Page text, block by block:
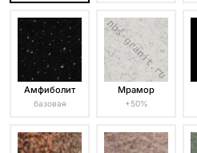
Амфиболит
базовая
Мрамор
+50%